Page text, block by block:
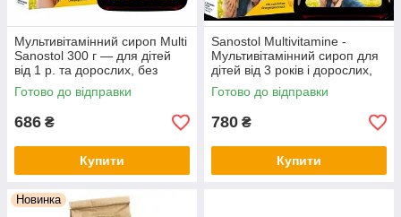
Мультивітамінний сироп Multi
Sanostol 300 г — для дітей
від 1 р. та дорослих, без
цукру, з апельсиновим
смаком, Німеччина
Готово до відправки
686 ₴
Купити
Sanostol Multivitamine -
Мультивітамінний сироп для
дітей від 3 років і дорослих,
без цукру, з натуральним
апельсиновим смаком
Готово до відправки
780 ₴
Купити
Новинка